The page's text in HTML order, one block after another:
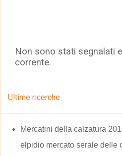
Non sono stati segnalati
corrente.
Ultime ricerche
Mercatini della calzatura
elpidio mercato serale delle